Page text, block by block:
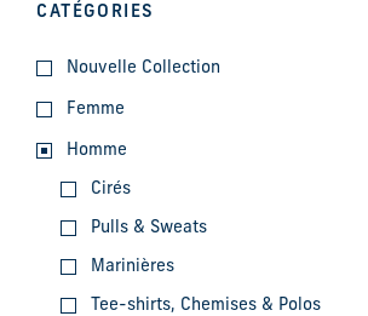
CATÉGORIES
Nouvelle Collection
Femme
Homme
Cirés
Pulls & Sweats
Marinières
Tee-shirts, Chemises & Polos